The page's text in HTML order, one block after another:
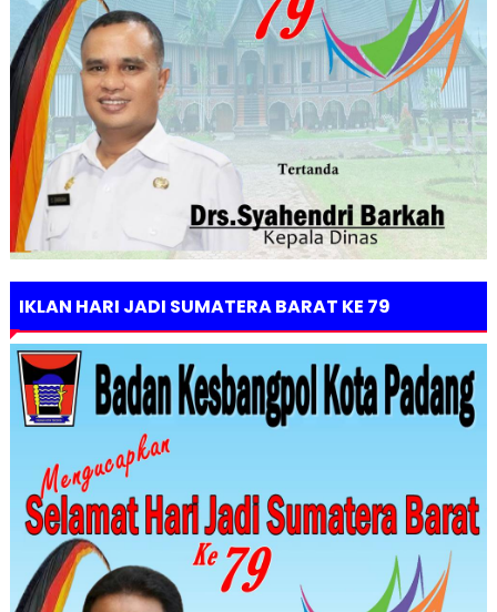
IKLAN HARI JADI SUMATERA BARAT KE 79